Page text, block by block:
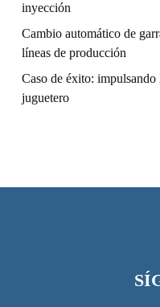
inyección
Cambio automático de
líneas de producción
Caso de éxito:
juguetero